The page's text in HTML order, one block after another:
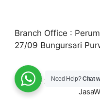
Branch Office :
27/09 Bungursari
© 2026Jual
Need Help?Chat